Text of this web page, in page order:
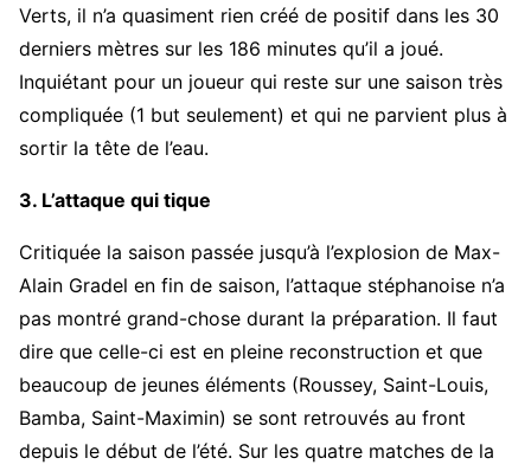
Verts, il n’a quasiment rien créé de positif dans les 30
derniers mètres sur les 186 minutes qu’il a joué.
Inquiétant pour un joueur qui reste sur une saison très
compliquée (1 but seulement) et qui ne parvient plus à
sortir la tête de l’eau.
3. L’attaque qui tique
Critiquée la saison passée jusqu’à l’explosion de Max-
Alain Gradel en fin de saison, l’attaque stéphanoise n’a
pas montré grand-chose durant la préparation. Il faut
dire que celle-ci est en pleine reconstruction et que
beaucoup de jeunes éléments (Roussey, Saint-Louis,
Bamba, Saint-Maximin) se sont retrouvés au front
depuis le début de l’été. Sur les quatre matches de la